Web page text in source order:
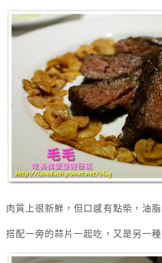
肉質上很新鮮，但口感有點柴，油
搭配一旁的蒜片一起吃，又是另一